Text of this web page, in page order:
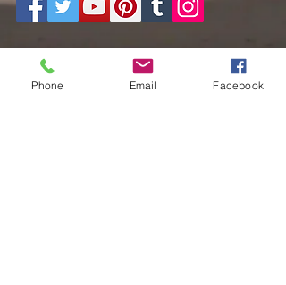
Phone Email Facebook